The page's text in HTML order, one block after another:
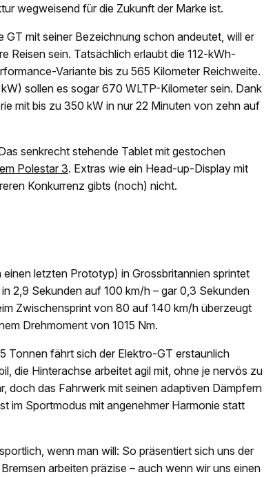
wegweisend für die Zukunft der Marke ist.
GT mit seiner Bezeichnung schon andeutet, will er
Reisen sein. Tatsächlich erlaubt die 112-kWh-
Variante bis zu 565 Kilometer Reichweite.
sollen es sogar 670 WLTP-Kilometer sein. Dank
mit bis zu 350 kW in nur 22 Minuten von zehn auf
senkrecht stehende Tablet mit gestochen
Polestar 3. Extras wie ein Head-up-Display mit
Konkurrenz gibts (noch) nicht.
letzten Prototyp) in Grossbritannien sprintet
2,9 Sekunden auf 100 km/h – gar 0,3 Sekunden
Zwischensprint von 80 auf 140 km/h überzeugt
Drehmoment von 1015 Nm.
Tonnen fährt sich der Elektro-GT erstaunlich
die Hinterachse arbeitet agil mit, ohne je nervös zu
doch das Fahrwerk mit seinen adaptiven Dämpfern
im Sportmodus mit angenehmer Harmonie statt
wenn man will: So präsentiert sich uns der
arbeiten präzise – auch wenn wir uns einen